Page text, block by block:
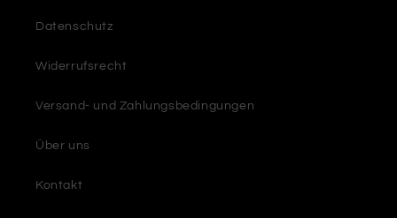
Datenschutz
Widerrufsrecht
Versand- und Zahlungsbedingungen
Über uns
Kontakt